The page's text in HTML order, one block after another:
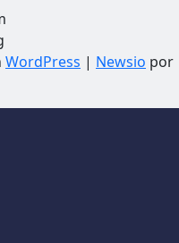
WordPress | Newsio por